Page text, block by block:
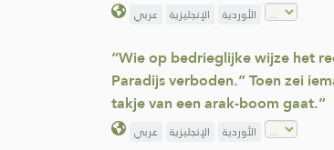
عربي الإنجليزية الأوردية
“Wie op bedrieglijke wijze het
Paradijs verboden.” Toen zei
takje van een arak-boom gaat.”
عربي الإنجليزية الأوردية